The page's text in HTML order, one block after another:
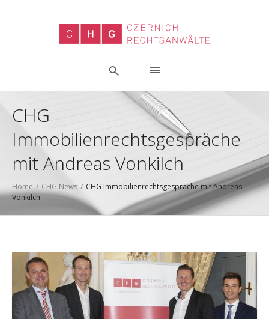
CHG
Immobilienrechtsgespräche
mit Andreas Vonkilch
Home / CHG News / CHG Immobilienrechtsgespräche mit Andreas
Vonkilch